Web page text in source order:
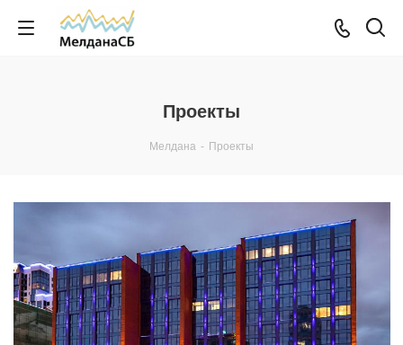
Проекты
Мелдана - Проекты
Смотреть проект